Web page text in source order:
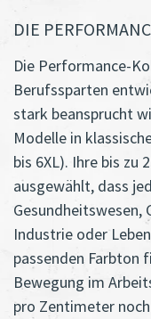
DIE
Die Performance-
Berufssparten
stark beansprucht
Modelle in
bis 6XL). Ihre bis zu
ausgewählt, dass
Gesundheitswesen,
Industrie oder
passenden Farbton
Bewegung im
pro Zentimeter